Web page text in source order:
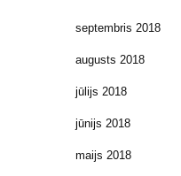
septembris 2018
augusts 2018
jūlijs 2018
jūnijs 2018
maijs 2018